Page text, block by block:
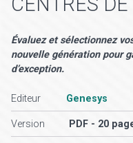
Évaluez et sélectionnez
nouvelle génération pour
d’exception.
Editeur Genesys
Version PDF - 20